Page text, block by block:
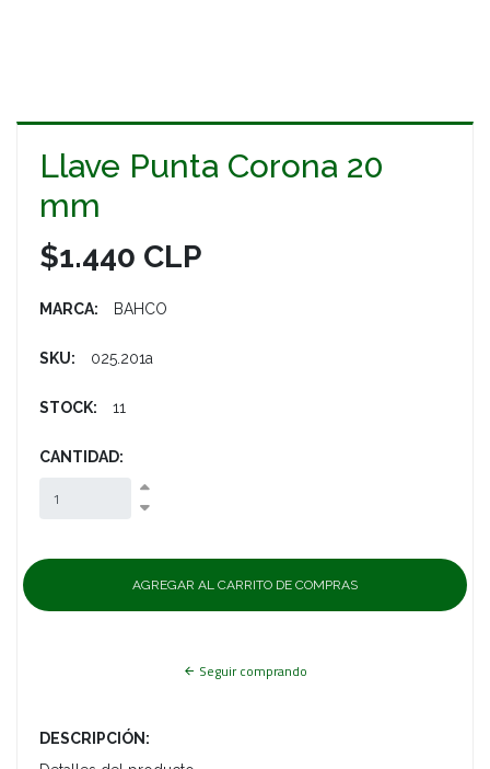
Llave Punta Corona 20
mm
$1.440 CLP
MARCA: BAHCO
SKU: 025.201a
STOCK: 11
CANTIDAD:
Seguir comprando
DESCRIPCIÓN: